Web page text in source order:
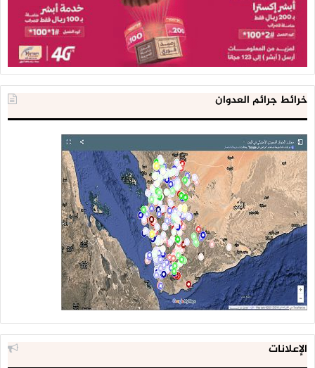
خرائط جرائم العدوان
الإعلانات